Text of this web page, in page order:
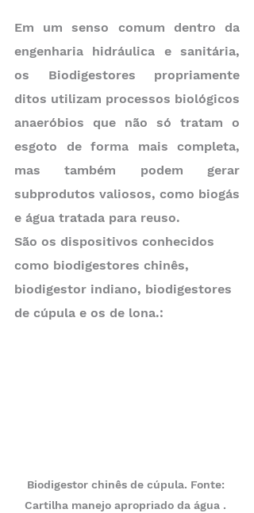
Em um senso comum dentro da
engenharia hidráulica e sanitária,
os Biodigestores propriamente
ditos utilizam processos biológicos
anaeróbios que não só tratam o
esgoto de forma mais completa,
mas também podem gerar
subprodutos valiosos, como biogás
e água tratada para reuso.
São os dispositivos conhecidos
como biodigestores chinês,
biodigestor indiano, biodigestores
de cúpula e os de lona.:
Biodigestor chinês de cúpula. Fonte:
Cartilha manejo apropriado da água .